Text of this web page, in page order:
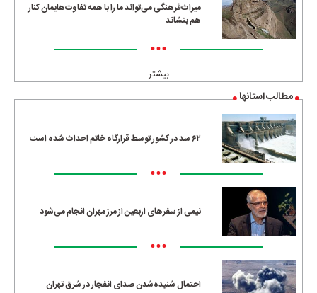
میراث‌فرهنگی می‌تواند ما را با همه تفاوت‌هایمان کنار
هم بنشاند
•••
بیشتر
مطالب استانها
۶۲ سد در کشور توسط قرارگاه خاتم احداث شده است
•••
نیمی از سفرهای اربعین از مرز مهران انجام می‌شود
•••
احتمال شنیده‌شدن صدای انفجار در شرق تهران